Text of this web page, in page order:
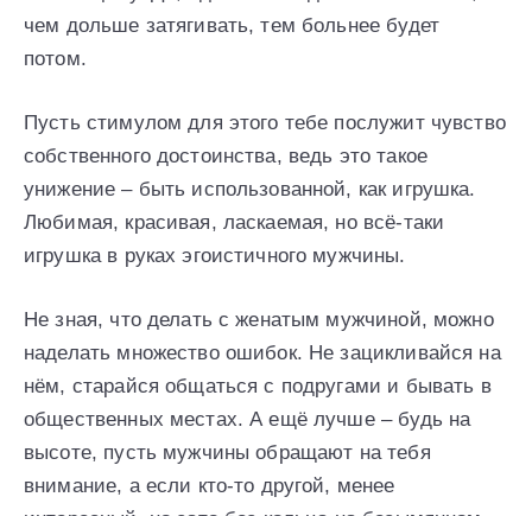
чем дольше затягивать, тем больнее будет
потом.
Пусть стимулом для этого тебе послужит чувство
собственного достоинства, ведь это такое
унижение – быть использованной, как игрушка.
Любимая, красивая, ласкаемая, но всё-таки
игрушка в руках эгоистичного мужчины.
Не зная, что делать с женатым мужчиной, можно
наделать множество ошибок. Не зацикливайся на
нём, старайся общаться с подругами и бывать в
общественных местах. А ещё лучше – будь на
высоте, пусть мужчины обращают на тебя
внимание, а если кто-то другой, менее